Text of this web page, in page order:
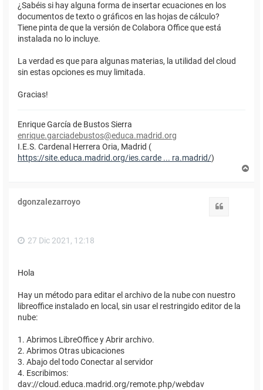
¿Sabéis si hay alguna forma de insertar ecuaciones en los
documentos de texto o gráficos en las hojas de cálculo?
Tiene pinta de que la versión de Colabora Office que está
instalada no lo incluye.
La verdad es que para algunas materias, la utilidad del cloud
sin estas opciones es muy limitada.
Gracias!
Enrique García de Bustos Sierra
enrique.garciadebustos@educa.madrid.org
I.E.S. Cardenal Herrera Oria, Madrid (
https://site.educa.madrid.org/ies.carde ... ra.madrid/)
dgonzalezarroyo
27 Dic 2021, 12:18
Hola
Hay un método para editar el archivo de la nube con nuestro
libreoffice instalado en local, sin usar el restringido editor de la
nube:
1. Abrimos LibreOffice y Abrir archivo.
2. Abrimos Otras ubicaciones
3. Abajo del todo Conectar al servidor
4. Escribimos:
dav://cloud.educa.madrid.org/remote.php/webdav